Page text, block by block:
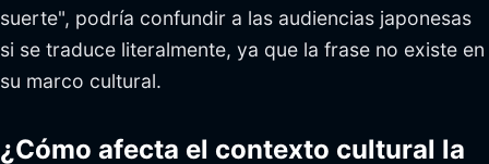
suerte", podría confundir a las audiencias japonesas
si se traduce literalmente, ya que la frase no existe en
su marco cultural.
¿Cómo afecta el contexto cultural la